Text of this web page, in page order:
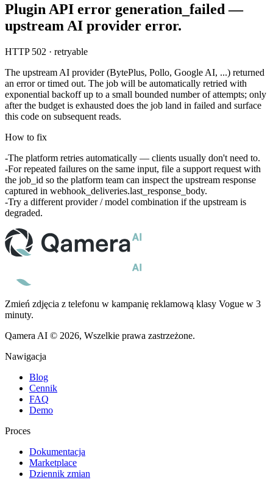
Plugin API error generation_failed —
upstream AI provider error.
HTTP 502 · retryable
The upstream AI provider (BytePlus, Pollo, Google AI, ...) returned
an error or timed out. The job will be automatically retried with
exponential backoff up to a small bounded number of attempts; only
after the budget is exhausted does the job land in failed and surface
this code on subsequent reads.
How to fix
The platform retries automatically — clients usually don't need to.
For repeated failures on the same input, file a support request with
the job_id so the platform team can inspect the upstream response
captured in webhook_deliveries.last_response_body.
Try a different provider/model combination if the upstream is
degraded.
Zmień zdjęcia z telefonu w kampanię reklamową klasy Vogue w 3
minuty.
Qamera AI © 2026, Wszelkie prawa zastrzeżone.
Nawigacja
Blog
Cennik
FAQ
Demo
Proces
Dokumentacja
Marketplace
Dziennik zmian